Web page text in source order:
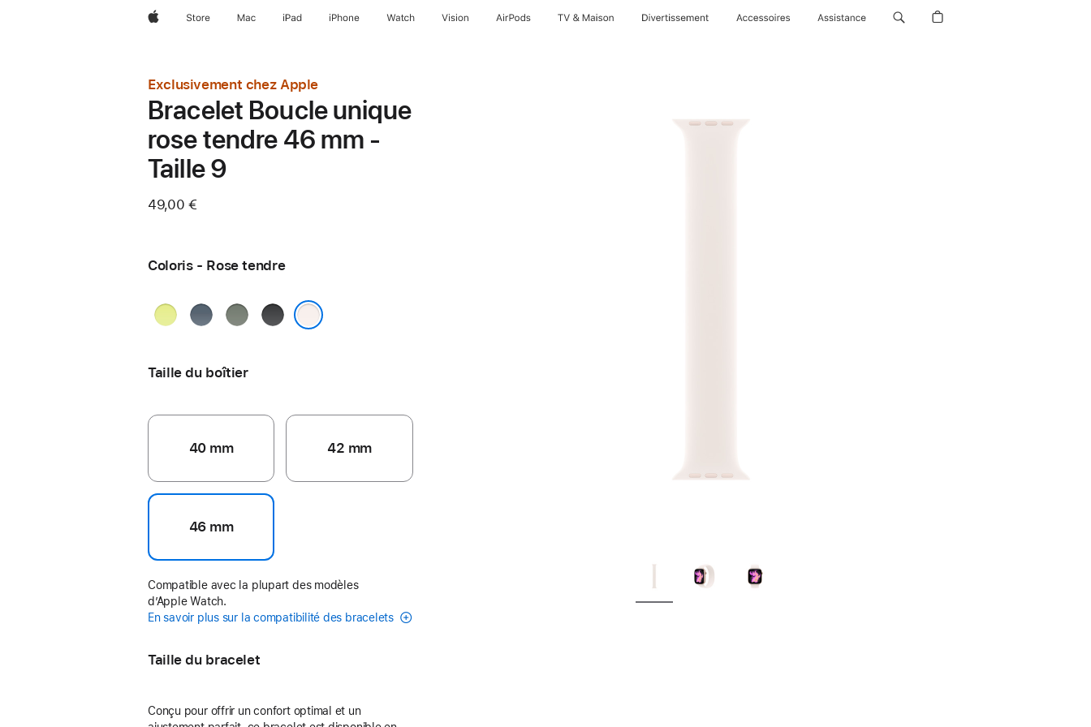
AppleStore Mac iPad iPhone Watch Vision AirPods TV & Maison Divertissements Accessoires Assistance
Exclusivement chez Apple
Bracelet Boucle unique
rose tendre 46 mm -
Taille 9
49,00 €
Coloris - Rose tendre
JauneBleu
Gris
Noir
Taille du boîtier
40 mm 42 mm
46 mm
Compatible avec la plupart des modèles
d’Apple Watch.
En savoir plus sur la compatibilité des bracelets
Taille du bracelet
Conçu pour offrir un confort optimal et un